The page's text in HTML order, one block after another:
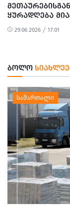
ᲧᲣᲠᲐᲓᲦᲔᲑᲐ
29.06.2026 / 17:01
ᲑᲝᲚᲝ